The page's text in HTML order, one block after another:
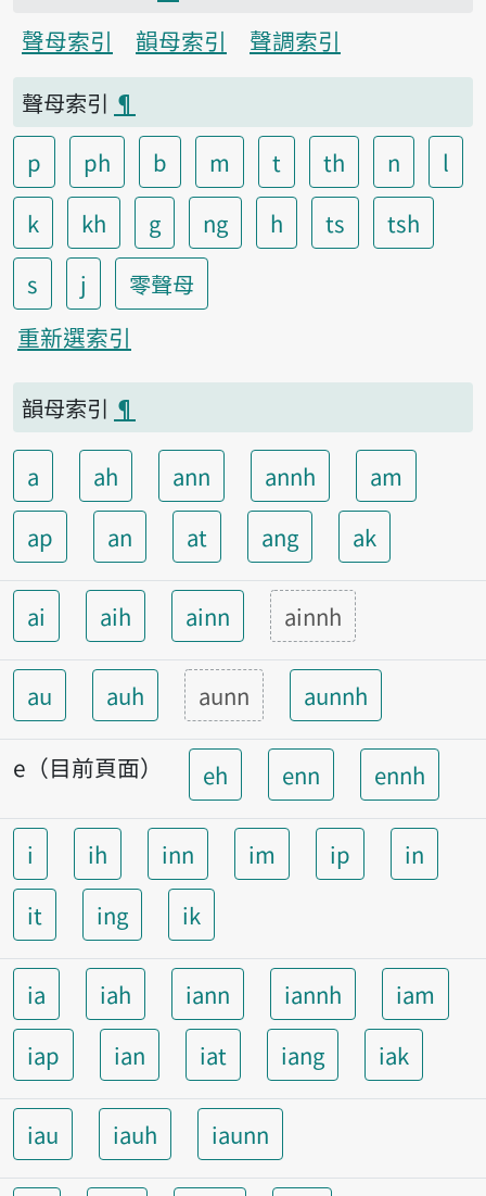
聲母索引
韻母索引
聲調索引
聲母索引 ¶
p
ph b m t th n
l
k
kh g ng h ts
tsh
s
j
零聲母
重新選索引
韻母索引 ¶
a ah ann annh
am
ap
an at ang ak
ai aih ainn ainnh
au auh aunn aunnh
e（目前頁面） eh enn ennh
i ih inn im ip
in
it
ing ik
ia iah iann iannh
iam
iap
ian iat iang iak
iau iauh iaunn